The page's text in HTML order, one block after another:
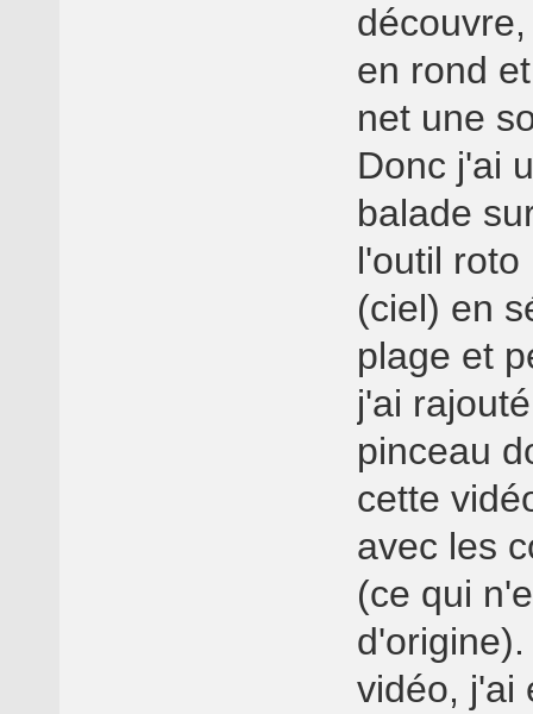
en rond
net une
Donc j'ai
balade
l'outil
(ciel) en
plage et
j'ai
pinceau
cette
avec les
(ce qui
vidéo, j'ai